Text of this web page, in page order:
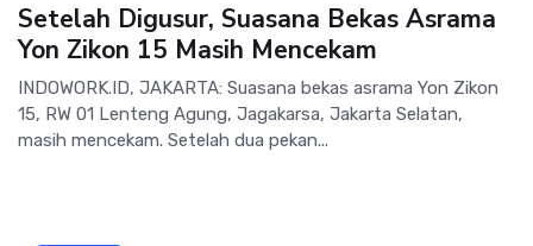
Setelah Digusur, Suasana Bekas Asrama
Yon Zikon 15 Masih Mencekam
INDOWORK.ID, JAKARTA: Suasana bekas asrama Yon Zikon
15, RW 01 Lenteng Agung, Jagakarsa, Jakarta Selatan,
masih mencekam. Setelah dua pekan...